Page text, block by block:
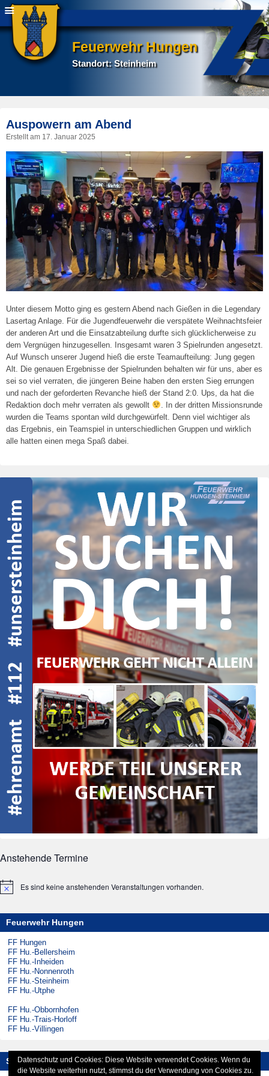
Feuerwehr Hungen
Standort: Steinheim
Auspowern am Abend
Erstellt am 17. Januar 2025
Unter diesem Motto ging es gestern Abend nach Gießen in die Legendary
Lasertag Anlage. Für die Jugendfeuerwehr die verspätete Weihnachtsfeier
der anderen Art und die Einsatzabteilung durfte sich glücklicherweise zu
dem Vergnügen hinzugesellen. Insgesamt waren 3 Spielrunden angesetzt.
Auf Wunsch unserer Jugend hieß die erste Teamaufteilung: Jung gegen
Alt. Die genauen Ergebnisse der Spielrunden behalten wir für uns, aber es
sei so viel verraten, die jüngeren Beine haben den ersten Sieg errungen
und nach der geforderten Revanche hieß der Stand 2:0. Ups, da hat die
Redaktion doch mehr verraten als gewollt
. In der dritten Missionsrunde
wurden die Teams spontan wild durchgewürfelt. Denn viel wichtiger als
das Ergebnis, ein Teamspiel in unterschiedlichen Gruppen und wirklich
alle hatten einen mega Spaß dabei.
Anstehende Termine
HinweisEs sind keine anstehenden Veranstaltungen vorhanden.
Feuerwehr Hungen
FF Hungen
FF Hu.-Bellersheim
FF Hu.-Inheiden
FF Hu.-Nonnenroth
FF Hu.-Steinheim
FF Hu.-Utphe
FF Hu.-Obbornhofen
FF Hu.-Trais-Horloff
FF Hu.-Villingen
Social-Media
Datenschutz und Cookies: Diese Website verwendet Cookies. Wenn du
die Website weiterhin nutzt, stimmst du der Verwendung von Cookies zu.